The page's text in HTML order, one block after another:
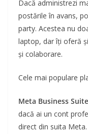
Dacă administrezi
postările în avans,
party. Acestea nu
laptop, dar îți oferă
și colaborare.
Cele mai populare
Meta Business Suite
dacă ai un cont
direct din suita Meta.